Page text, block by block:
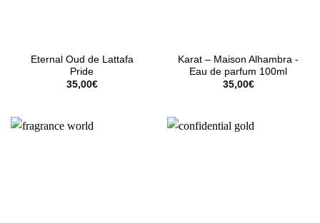
Eternal Oud de Lattafa
Pride
35,00€
Karat – Maison Alhambra -
Eau de parfum 100ml
35,00€